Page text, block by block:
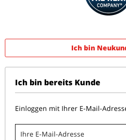
Ich bin
Ich bin bereits Kunde
Einloggen mit Ihrer E-Mail-